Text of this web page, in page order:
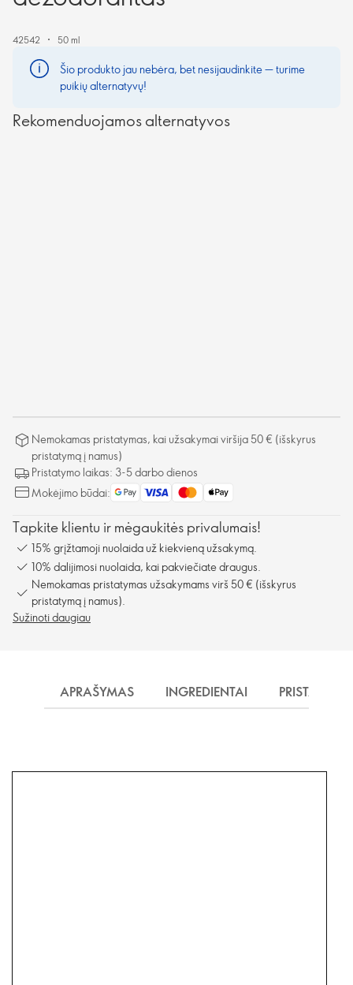
42542 50 ml
Šio produkto jau nebėra, bet nesijaudinkite — turime
puikių alternatyvų!
Rekomenduojamos alternatyvos
Nemokamas pristatymas, kai užsakymai viršija 50 € (išskyrus
pristatymą į namus)
Pristatymo laikas: 3-5 darbo dienos
Mokėjimo būdai:
Tapkite klientu ir mėgaukitės privalumais!
15% grįžtamoji nuolaida už kiekvieną užsakymą.
10% dalijimosi nuolaida, kai pakviečiate draugus.
Nemokamas pristatymas užsakymams virš 50 € (išskyrus
pristatymą į namus).
Sužinoti daugiau
APRAŠYMAS INGREDIENTAI